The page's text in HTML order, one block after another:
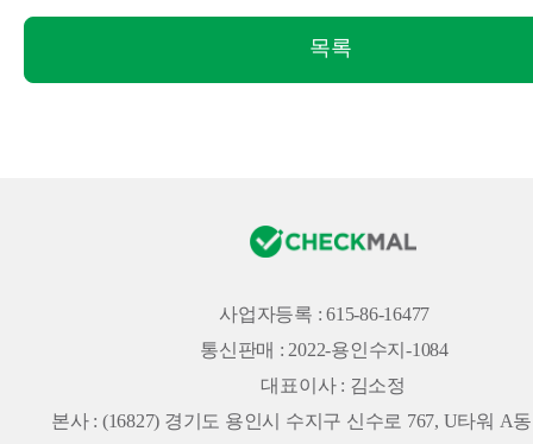
목록
사업자등록 : 615-86-16477
통신판매 : 2022-용인수지-1084
대표이사 : 김소정
본사 : (16827) 경기도 용인시 수지구 신수로 767, U타워 A